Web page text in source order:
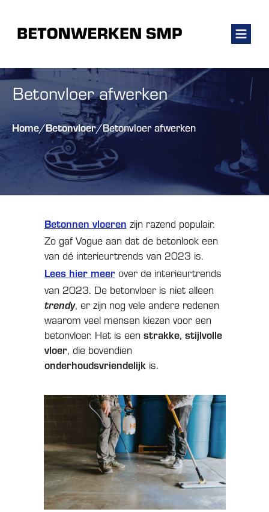
Betonvloer afwerken
Home/Betonvloer/Betonvloer afwerken
Betonnen vloeren zijn razend populair.
Zo gaf Vogue aan dat de betonlook een
van dé interieurtrends van 2023 is.
Lees hier meerover de interieurtrends
van 2023. De betonvloer is niet alleen
trendy, er zijn nog vele andere redenen
waarom veel mensen kiezen voor een
betonvloer. Het is een strakke, stijlvolle
vloer, die bovendien
onderhoudsvriendelijkis.